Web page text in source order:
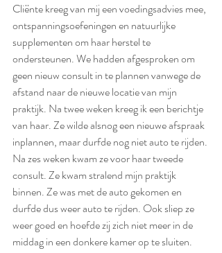
Cliënte kreeg van mij een voedingsadvies mee,
ontspanningsoefeningen en natuurlijke
supplementen om haar herstel te
ondersteunen. We hadden afgesproken om
geen nieuw consult in te plannen vanwege de
afstand naar de nieuwe locatie van mijn
praktijk. Na twee weken kreeg ik een berichtje
van haar. Ze wilde alsnog een nieuwe afspraak
inplannen, maar durfde nog niet auto te rijden.
Na zes weken kwam ze voor haar tweede
consult. Ze kwam stralend mijn praktijk
binnen. Ze was met de auto gekomen en
durfde dus weer auto te rijden. Ook sliep ze
weer goed en hoefde zij zich niet meer in de
middag in een donkere kamer op te sluiten.